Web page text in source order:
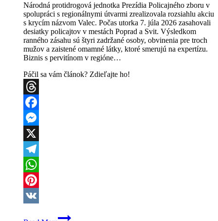
Národná protidrogová jednotka Prezídia Policajného zboru v
spolupráci s regionálnymi útvarmi zrealizovala rozsiahlu akciu
s krycím názvom Valec. Počas utorka 7. júla 2026 zasahovali
desiatky policajtov v mestách Poprad a Svit. Výsledkom
ranného zásahu sú štyri zadržané osoby, obvinenia pre troch
mužov a zaistené omamné látky, ktoré smerujú na expertízu.
Biznis s pervitínom v regióne…
Páčil sa vám článok? Zdieľajte ho!
Threads
Facebook
Messenger
X
Telegram
WhatsApp
Pinterest
Protidrogová